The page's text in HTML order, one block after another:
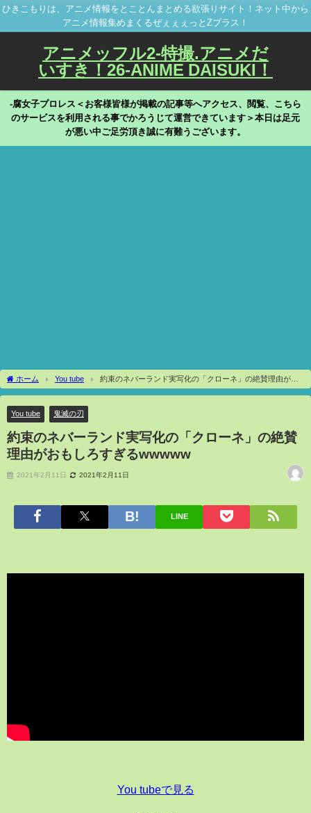
ひきこもりは、アニメ情報をとことんまとめる欲張りサイト！ネット中から
アニメ情報集めまくるぜぇぇぇっとZプラス！
アニメッフル2-特撮.アニメだ
いすき！26-ANIME DAISUKI！
-腐女子プロレス＜お客様皆様が掲載の記事等へアクセス、閲覧、こちら
のサービスを利用される事でかろうじて運営できています＞本日は足元
が悪い中ご足労頂き誠に有難うございます。
ホーム You tube
約束のネバーランド実写化の「クローネ」の絶賛理由がお
もしろすぎるwwwww
You tube 鬼滅の刃
約束のネバーランド実写化の「クローネ」の絶賛
理由がおもしろすぎるwwwww
2021年2月11日 2021年2月11日
LINE
You tubeで見る